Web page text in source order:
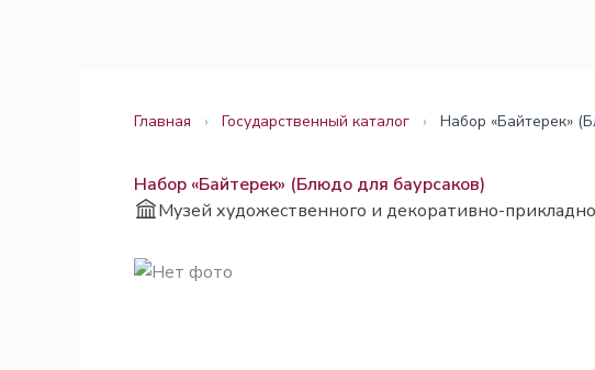
Главная › Государственный каталог › Набор «Байтерек»
Набор «Байтерек» (Блюдо для баурсаков)
Музей художественного и декоративно-